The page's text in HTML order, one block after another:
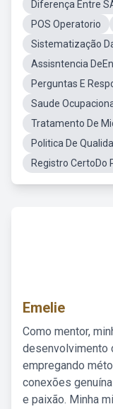
Diferença Entre
POS Operatorio
Sistematização
Assisntencia
Perguntas E
Saude
Tratamento De
Politica De
Registro CertoDo
Emelie
Como mentor,
desenvolvimento
empregando
conexões
e paixão. Minha